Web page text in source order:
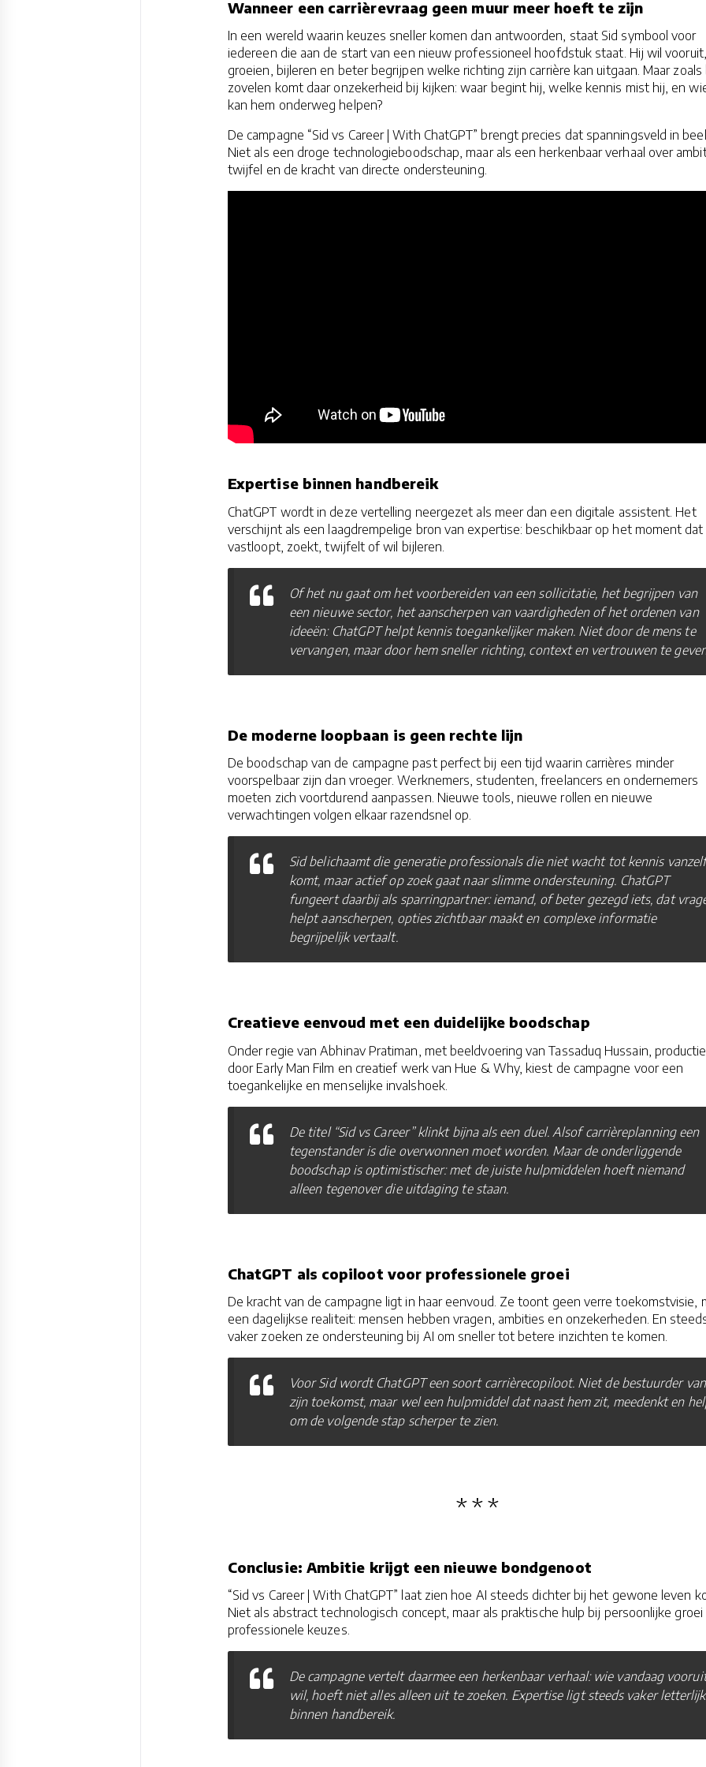
Wanneer een carrièrevraag geen muur meer hoeft te zijn
In een wereld waarin keuzes sneller komen dan antwoorden, staat Sid symbool voor
iedereen die aan de start van een nieuw professioneel hoofdstuk staat. Hij wil vooruit,
groeien, bijleren en beter begrijpen welke richting zijn carrière kan uitgaan. Maar zoals
zovelen komt daar onzekerheid bij kijken: waar begint hij, welke kennis mist hij, en
kan hem onderweg helpen?
De campagne “Sid vs Career | With ChatGPT” brengt precies dat spanningsveld in
Niet als een droge technologieboodschap, maar als een herkenbaar verhaal over
twijfel en de kracht van directe ondersteuning.
Expertise binnen handbereik
ChatGPT wordt in deze vertelling neergezet als meer dan een digitale assistent. Het
verschijnt als een laagdrempelige bron van expertise: beschikbaar op het moment dat
vastloopt, zoekt, twijfelt of wil bijleren.
Of het nu gaat om het voorbereiden van een sollicitatie, het begrijpen van
een nieuwe sector, het aanscherpen van vaardigheden of het ordenen van
ideeën: ChatGPT helpt kennis toegankelijker maken. Niet door de mens te
vervangen, maar door hem sneller richting, context en vertrouwen te
De moderne loopbaan is geen rechte lijn
De boodschap van de campagne past perfect bij een tijd waarin carrières minder
voorspelbaar zijn dan vroeger. Werknemers, studenten, freelancers en ondernemers
moeten zich voortdurend aanpassen. Nieuwe tools, nieuwe rollen en nieuwe
verwachtingen volgen elkaar razendsnel op.
Sid belichaamt die generatie professionals die niet wacht tot kennis
komt, maar actief op zoek gaat naar slimme ondersteuning. ChatGPT
fungeert daarbij als sparringpartner: iemand, of beter gezegd iets, dat
helpt aanscherpen, opties zichtbaar maakt en complexe informatie
begrijpelijk vertaalt.
Creatieve eenvoud met een duidelijke boodschap
Onder regie van Abhinav Pratiman, met beeldvoering van Tassaduq Hussain, productie
door Early Man Film en creatief werk van Hue & Why, kiest de campagne voor een
toegankelijke en menselijke invalshoek.
De titel “Sid vs Career” klinkt bijna als een duel. Alsof carrièreplanning een
tegenstander is die overwonnen moet worden. Maar de onderliggende
boodschap is optimistischer: met de juiste hulpmiddelen hoeft niemand
alleen tegenover die uitdaging te staan.
ChatGPT als copiloot voor professionele groei
De kracht van de campagne ligt in haar eenvoud. Ze toont geen verre toekomstvisie,
een dagelijkse realiteit: mensen hebben vragen, ambities en onzekerheden. En
vaker zoeken ze ondersteuning bij AI om sneller tot betere inzichten te komen.
Voor Sid wordt ChatGPT een soort carrièrecopiloot. Niet de bestuurder van
zijn toekomst, maar wel een hulpmiddel dat naast hem zit, meedenkt en
om de volgende stap scherper te zien.
Conclusie: Ambitie krijgt een nieuwe bondgenoot
“Sid vs Career | With ChatGPT” laat zien hoe AI steeds dichter bij het gewone leven
Niet als abstract technologisch concept, maar als praktische hulp bij persoonlijke groei
professionele keuzes.
De campagne vertelt daarmee een herkenbaar verhaal: wie vandaag
wil, hoeft niet alles alleen uit te zoeken. Expertise ligt steeds vaker letterlijk
binnen handbereik.